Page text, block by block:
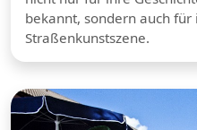
bekannt, sondern auch
Straßenkunstszene.